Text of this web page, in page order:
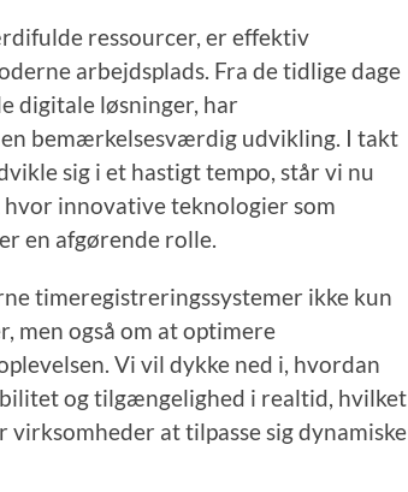
ressourcer, er effektiv
arbejdsplads. Fra de tidlige dage
digitale løsninger, har
bemærkelsesværdig udvikling. I takt
sig i et hastigt tempo, står vi nu
innovative teknologier som
en afgørende rolle.
timeregistreringssystemer ikke kun
men også om at optimere
Vi vil dykke ned i, hvordan
og tilgængelighed i realtid, hvilket
at tilpasse sig dynamiske